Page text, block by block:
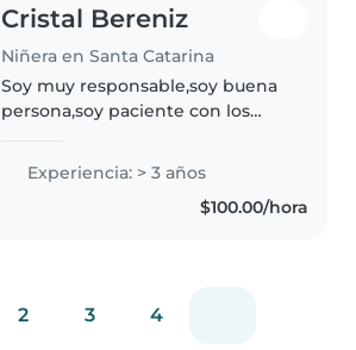
Cristal Bereniz
Niñera en Santa Catarina
Soy muy responsable,soy buena
persona,soy paciente con los
,me considero amable ,me gusta
entretenerlos , ser cariñosa con
Experiencia: > 3 años
$100.00/hora
2 3 4